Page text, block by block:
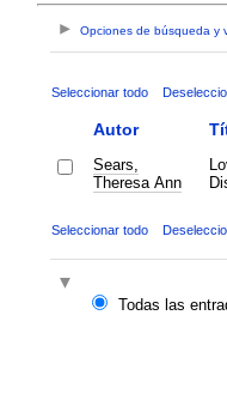
Opciones de búsqueda y
Seleccionar todo
Autor
Sears,
Theresa Ann
Seleccionar todo
Todas las